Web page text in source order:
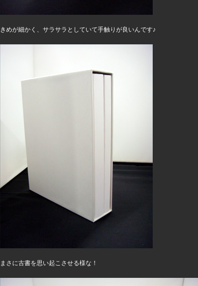
きめが細かく、サラサラとしていて手触りが良いんです♪
まさに古書を思い起こさせる様な！